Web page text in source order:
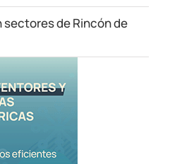
de Rincón de